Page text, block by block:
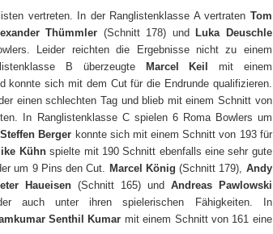
vertreten. In der Ranglistenklasse A vertraten Tom
Thümmler (Schnitt 178) und
Luka Deuschle
Leider reichten die Ergebnisse nicht zu einem
B überzeugte
Marcel Keil
mit einem
konnte sich mit dem Cut für die Endrunde qualifizieren.
einen schlechten Tag und blieb mit einem Schnitt von
In Ranglistenklasse C spielen 6 Roma Bowlers um
Steffen Berger konnte sich mit einem Schnitt von 193 für
Kühnspielte mit 190 Schnitt ebenfalls eine sehr gute
um 9 Pins den Cut.
Marcel König (Schnitt 179), Andy
Haueisen (Schnitt 165) und Andreas Pawlowski
auch unter ihren spielerischen Fähigkeiten. In
Senthil Kumar mit einem Schnitt von 161 eine